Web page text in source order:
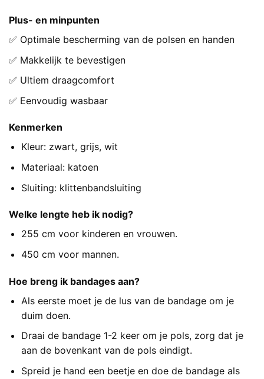
Plus- en minpunten
✅ Optimale bescherming van de polsen en handen
✅ Makkelijk te bevestigen
✅ Ultiem draagcomfort
✅ Eenvoudig wasbaar
Kenmerken
Kleur: zwart, grijs, wit
Materiaal: katoen
Sluiting: klittenbandsluiting
Welke lengte heb ik nodig?
255 cm voor kinderen en vrouwen.
450 cm voor mannen.
Hoe breng ik bandages aan?
Als eerste moet je de lus van de bandage om je
duim doen.
Draai de bandage 1-2 keer om je pols, zorg dat je
aan de bovenkant van de pols eindigt.
Spreid je hand een beetje en doe de bandage als